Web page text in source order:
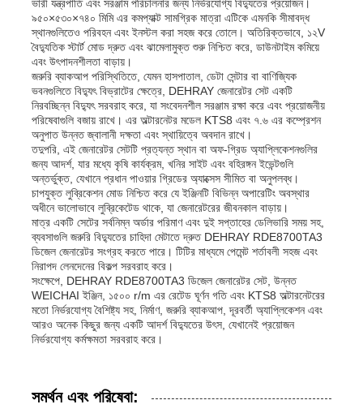
ভারী যন্ত্রপাতি এবং সরঞ্জাম পরিচালনার জন্য নির্ভরযোগ্য বিদ্যুতের প্রয়োজন।
৯৫০×৫৩০×৭৪০ মিমি এর কমপ্যাক্ট সামগ্রিক মাত্রা এটিকে এমনকি সীমাবদ্ধ
স্থানগুলিতেও পরিবহন এবং ইনস্টল করা সহজ করে তোলে। অতিরিক্তভাবে, ১২V
বৈদ্যুতিক স্টার্ট মোড দ্রুত এবং ঝামেলামুক্ত শুরু নিশ্চিত করে, ডাউনটাইম কমিয়ে
এবং উৎপাদনশীলতা বাড়ায়।
জরুরি ব্যাকআপ পরিস্থিতিতে, যেমন হাসপাতাল, ডেটা সেন্টার বা বাণিজ্যিক
ভবনগুলিতে বিদ্যুৎ বিভ্রাটের ক্ষেত্রে, DEHRAY জেনারেটর সেট একটি
নিরবচ্ছিন্ন বিদ্যুৎ সরবরাহ করে, যা সংবেদনশীল সরঞ্জাম রক্ষা করে এবং প্রয়োজনীয়
পরিষেবাগুলি বজায় রাখে। এর অল্টারনেটর মডেল KTS8 এবং ৭.৬ এর কম্প্রেশন
অনুপাত উন্নত জ্বালানী দক্ষতা এবং স্থায়িত্বে অবদান রাখে।
তদুপরি, এই জেনারেটর সেটটি প্রত্যন্ত স্থান বা অফ-গ্রিড অ্যাপ্লিকেশনগুলির
জন্য আদর্শ, যার মধ্যে কৃষি কার্যক্রম, খনির সাইট এবং বহিরঙ্গন ইভেন্টগুলি
অন্তর্ভুক্ত, যেখানে প্রধান পাওয়ার গ্রিডের অ্যাক্সেস সীমিত বা অনুপলব্ধ।
চাপযুক্ত লুব্রিকেশন মোড নিশ্চিত করে যে ইঞ্জিনটি বিভিন্ন অপারেটিং অবস্থার
অধীনে ভালোভাবে লুব্রিকেটেড থাকে, যা জেনারেটরের জীবনকাল বাড়ায়।
মাত্র একটি সেটের সর্বনিম্ন অর্ডার পরিমাণ এবং দুই সপ্তাহের ডেলিভারি সময় সহ,
ব্যবসাগুলি জরুরি বিদ্যুতের চাহিদা মেটাতে দ্রুত DEHRAY RDE8700TA3
ডিজেল জেনারেটর সংগ্রহ করতে পারে। টিটির মাধ্যমে পেমেন্ট শর্তাবলী সহজ এবং
নিরাপদ লেনদেনের বিকল্প সরবরাহ করে।
সংক্ষেপে, DEHRAY RDE8700TA3 ডিজেল জেনারেটর সেট, উন্নত
WEICHAI ইঞ্জিন, ১৫০০ r/m এর রেটেড ঘূর্ণন গতি এবং KTS8 অল্টারনেটরের
মতো নির্ভরযোগ্য বৈশিষ্ট্য সহ, নির্মাণ, জরুরি ব্যাকআপ, দূরবর্তী অ্যাপ্লিকেশন এবং
আরও অনেক কিছুর জন্য একটি আদর্শ বিদ্যুতের উৎস, যেখানেই প্রয়োজন
নির্ভরযোগ্য কর্মক্ষমতা সরবরাহ করে।
সমর্থন এবং পরিষেবা: